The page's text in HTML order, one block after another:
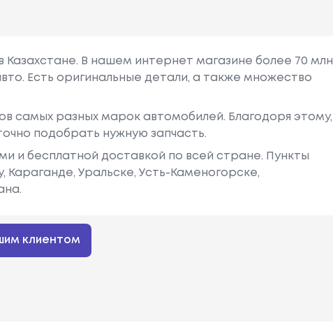
В нашем интернет магазине более 70 млн
Есть оригинальные детали, а также множество
самых разных марок автомобилей. Благодоря этому,
подобрать нужную запчасть.
и бесплатной доставкой по всей стране. Пункты
Караганде, Уральске, Усть-Каменогорске,
клиентом